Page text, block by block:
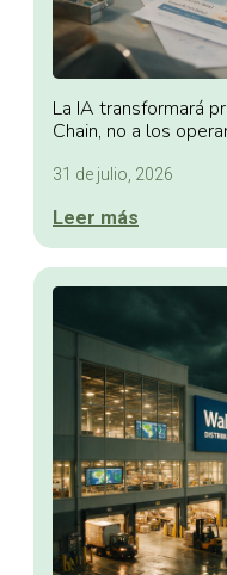
La IA transformará
Chain, no a los
31 de julio, 2026
Leer más